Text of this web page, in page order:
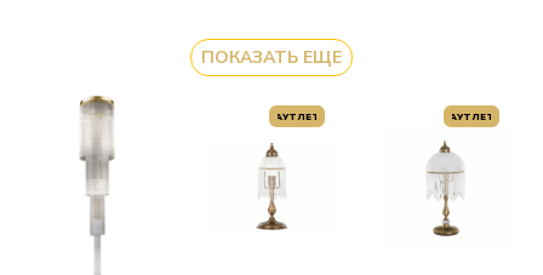
ПОКАЗАТЬ ЕЩЕ
АУТЛЕТ АУТЛЕТ